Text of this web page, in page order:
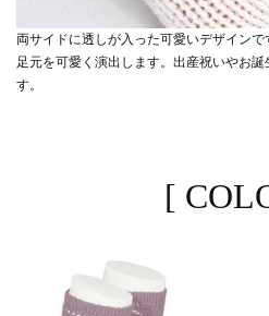
両サイドに透しが入った可愛いデザインで
足元を可愛く演出します。出産祝いやお
す。
[